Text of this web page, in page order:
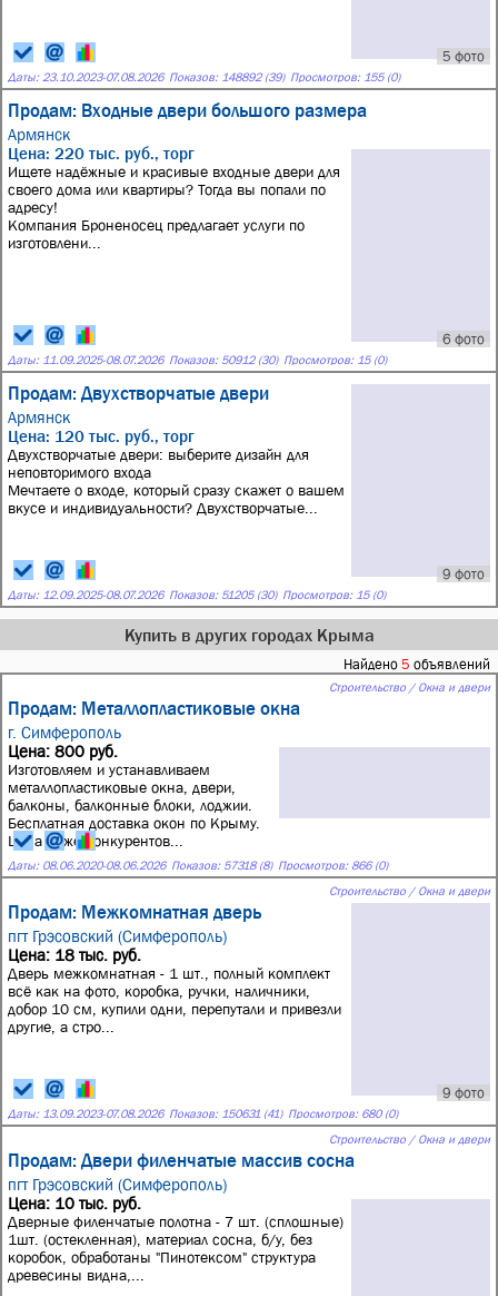
5 фото
Даты: 23.10.2023-07.08.2026 Показов: 148892 (39) Просмотров: 155 (0)
Продам: Входные двери большого размера
Армянск
6 фото
Цена: 220 тыс. руб., торг
Ищете надёжные и красивые входные двери для
своего дома или квартиры? Тогда вы попали по
адресу!
Компания Броненосец предлагает услуги по
изготовлени...
Даты: 11.09.2025-08.07.2026 Показов: 50912 (30) Просмотров: 15 (0)
Продам: Двухстворчатые двери
Армянск
9 фото
Цена: 120 тыс. руб., торг
Двухстворчатые двери: выберите дизайн для
неповторимого входа
Мечтаете о входе, который сразу скажет о вашем
вкусе и индивидуальности? Двухстворчатые...
Даты: 12.09.2025-08.07.2026 Показов: 51205 (30) Просмотров: 15 (0)
Купить в других городах Крыма
Найдено 5 объявлений
Строительство / Окна и двери
Продам: Металлопластиковые окна
г. Симферополь
Цена: 800 руб.
Изготовляем и устанавливаем
металлопластиковые окна, двери,
балконы, балконные блоки, лоджии.
Бесплатная доставка окон по Крыму.
Цена ниже конкурентов...
Даты: 08.06.2020-08.06.2026 Показов: 57318 (8) Просмотров: 866 (0)
Строительство / Окна и двери
Продам: Межкомнатная дверь
пгт Грэсовский (Симферополь)
9 фото
Цена: 18 тыс. руб.
Дверь межкомнатная - 1 шт., полный комплект
всё как на фото, коробка, ручки, наличники,
добор 10 см, купили одни, перепутали и привезли
другие, а стро...
Даты: 13.09.2023-07.08.2026 Показов: 150631 (41) Просмотров: 680 (0)
Строительство / Окна и двери
Продам: Двери филенчатые массив сосна
пгт Грэсовский (Симферополь)
Цена: 10 тыс. руб.
Дверные филенчатые полотна - 7 шт. (сплошные)
1шт. (остекленная), материал сосна, б/у, без
коробок, обработаны "Пинотексом" структура
древесины видна,...